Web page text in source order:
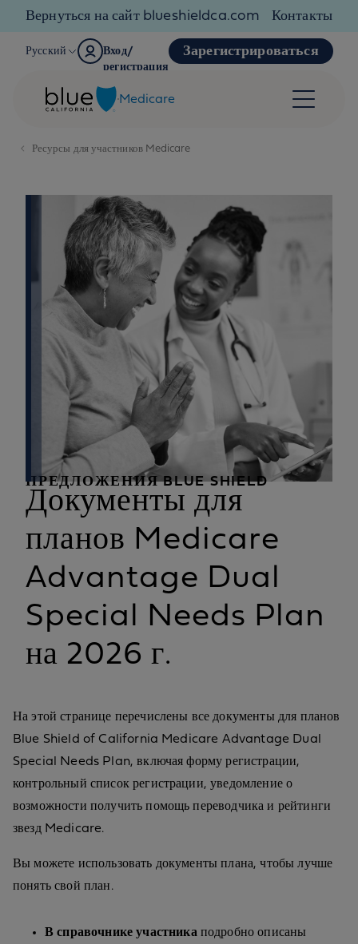
Skip to content
Вернуться на сайт blueshieldca.com Контакты
Русский
Вход/
регистрация
Зарегистрироваться
Medicare
Ресурсы для участников Medicare
ПРЕДЛОЖЕНИЯ BLUE SHIELD
Документы для
планов Medicare
Advantage Dual
Special Needs Plan
на 2026 г.
На этой странице перечислены все документы для планов
Blue Shield of California Medicare Advantage Dual
Special Needs Plan, включая форму регистрации,
контрольный список регистрации, уведомление о
возможности получить помощь переводчика и рейтинги
звезд Medicare.
Вы можете использовать документы плана, чтобы лучше
понять свой план.
В справочнике участникаподробно описаны